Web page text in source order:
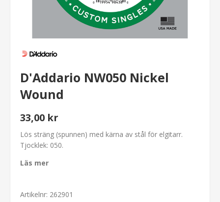
D'Addario NW050 Nickel
Wound
33,00 kr
Lös sträng (spunnen) med kärna av stål för elgitarr.
Tjocklek: 050.
Läs mer
Artikelnr: 262901